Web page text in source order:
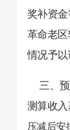
奖补资金
革命老
情况予以
三、
测算收
压减后安